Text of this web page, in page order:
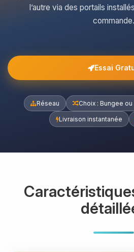
l’autre via des portails
commande.
Essai
Réseau Choix : Bungee
Livraison instantanée